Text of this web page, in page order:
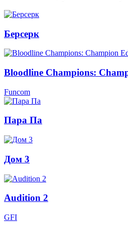
Берсерк
Bloodline Champions:
Funcom
Пара Па
Дом 3
Audition 2
GFI